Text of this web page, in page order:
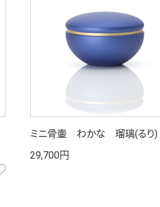
ミニ骨壷 わかな 瑠璃(るり)
29,700円